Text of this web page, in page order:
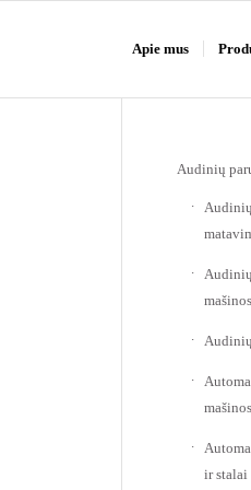
Apie mus
Audinių
mašinos
mašinos
ir stalai